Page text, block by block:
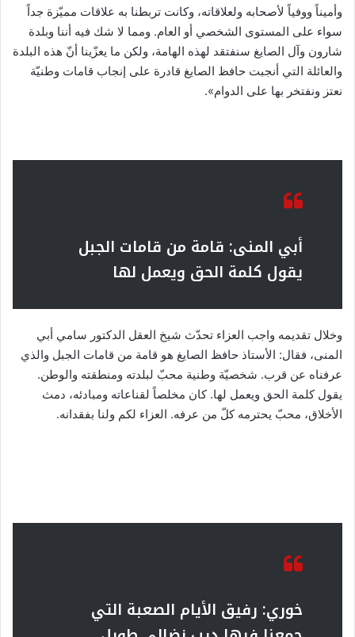
وأميناً ووفياً لأصحابه ولعلاقاته، وكانت تربطنا به علاقات مميّزة جداً
سواء على المستوى الشخصي أو العام. ومما لا شك فيه أننا وبلدة
شارون وآل الصايغ سنفتقد لهذه الهامة، ولكن ما يعزّينا أنّ هذه البلدة
والعائلة التي أنجبت حافظ الصايغ قادرة على إنجاب قامات وطنيّة
نعتز ونفتخر بها على الدوام».
أبي المنى: قامة من قامات الجبل
يقول كلمة الحق ويعمل لها
وخلال تقديمه واجب العزاء تحدّث شيخ العقل الدكتور سامي أبي
المنى، فقال: الأستاذ حافظ الصايغ هو قامة من قامات الجبل والذي
عرفناه عن قرب. شخصيّة وطنية محبّ لبلدته ومنطقته والوطن.
يقول كلمة الحق ويعمل لها. كان مخلصاً لقناعاته ومبادئه، دمث
الأخلاق، محبّ يحترمه كلّ من عرفه. العزاء لكم ولنا بفقدانه.
خوري: رفيق الأيام الصعبة التي